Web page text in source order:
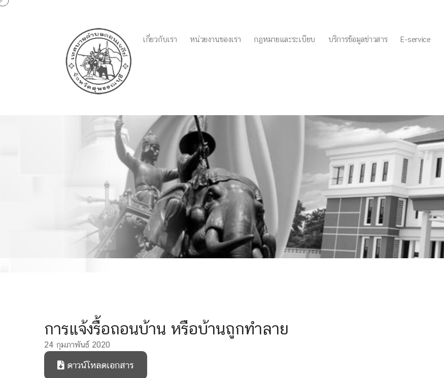
เกี่ยวกับเรา หน่วยงานของเรา กฏหมายและระเบียบ บริการข้อมูลข่าวสาร E-service
การแจ้งรื้อถอนบ้าน หรือบ้านถูกทำลาย
การแจ้งรื้อถอนบ้าน หรือบ้านถูกทำลาย
24 กุมภาพันธ์ 2020
ดาวน์โหลดเอกสาร